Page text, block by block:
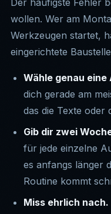
Der häufigste Fehler
wollen. Wer am
Werkzeugen startet,
eingerichtete
Wähle genau eine
dich gerade am
das die Texte oder
Gib dir zwei
für jede einzelne
es anfangs länger
Routine kommt
Miss ehrlich nach.